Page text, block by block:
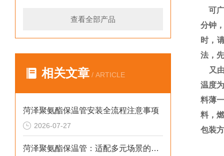
查看全部产品
相关文章 / ARTICLE
菏泽聚氨酯保温管安装全流程注意事项
2026-07-27
菏泽聚氨酯保温管：适配多元场景的高效保温输送材料
可广
分钟
时，
法，
又由
温度
料薄
料，
包装